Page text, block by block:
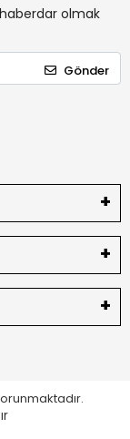
olmak
Gönder